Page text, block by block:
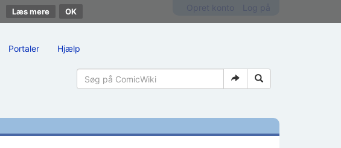
Læs mere
Portaler Hjælp